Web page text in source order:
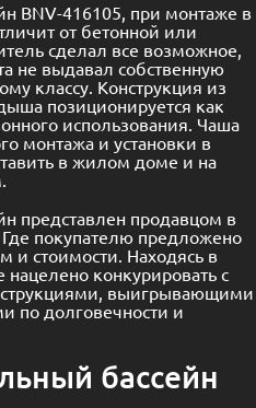
BNV-416105, при монтаже в
от бетонной или
сделал все возможное,
не выдавал собственную
классу. Конструкция из
позиционируется как
использования. Чаша
монтажа и установки в
в жилом доме и на
представлен продавцом в
покупателю предложено
и стоимости. Находясь в
конкурировать с
выигрывающими
по долговечности и
бассейн